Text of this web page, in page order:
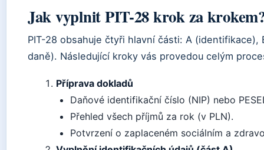
Jak vyplnit PIT-28 krok za
PIT-28 obsahuje čtyři hlavní části: A
daně). Následující kroky vás provedou celým
Příprava dokladů
Daňové identifikační číslo (NIP) nebo
Přehled všech příjmů za rok (v PLN).
Potvrzení o zaplaceném sociálním a